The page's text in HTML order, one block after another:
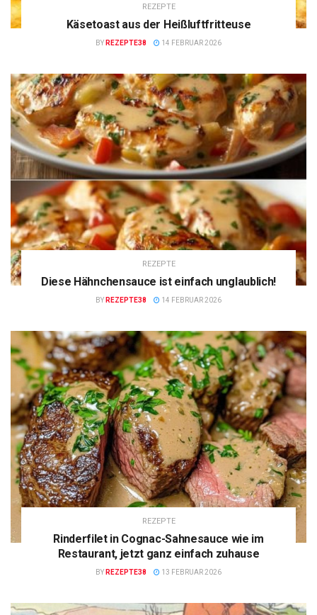
REZEPTE
Käsetoast aus der Heißluftfritteuse
BY REZEPTE38 14 FEBRUAR 2026
REZEPTE
Diese Hähnchensauce ist einfach unglaublich!
BY REZEPTE38 14 FEBRUAR 2026
REZEPTE
Rinderfilet in Cognac-Sahnesauce wie im
Restaurant, jetzt ganz einfach zuhause
BY REZEPTE38 13 FEBRUAR 2026